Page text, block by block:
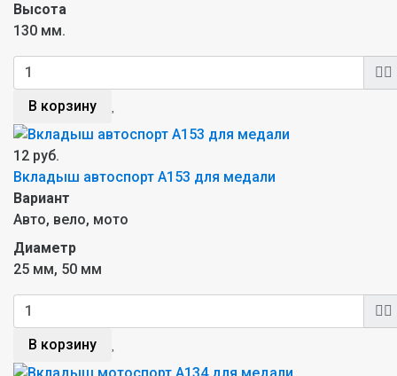
Высота
130 мм.
В корзину
12 руб.
Вкладыш автоспорт A153 для медали
Вариант
Авто, вело, мото
Диаметр
25 мм, 50 мм
В корзину